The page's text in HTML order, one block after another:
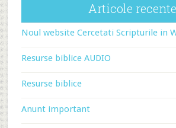
Articole recente
Noul website Cercetati Scripturile in
Resurse biblice AUDIO
Resurse biblice
Anunt important